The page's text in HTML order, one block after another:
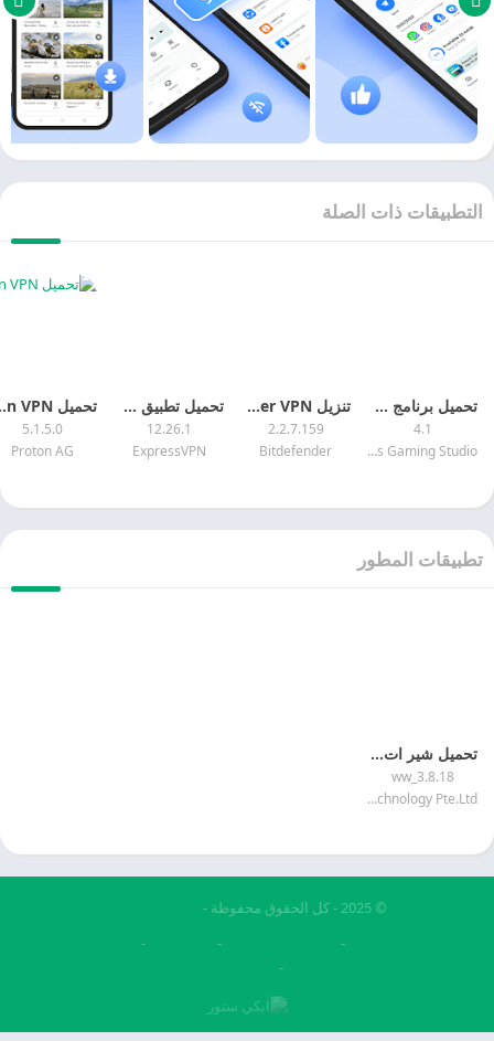
ذات الصلة
تحميل برنامج Octopus Pro مهكر 2026 Octopus Pro MOD APK
Octopus Gaming Studio
تنزيل Bitdefender VPN مهكر 2026 Bitdefender VPN MOD APK
2.2.7.159
Bitdefender
تحميل تطبيق ExpressVPN مهكر 2026 ExpressVPN MOD APK
12.26.1
ExpressVPN
تحميل Proton VPN مهكر 2026
5.1.5.0
Proton AG
المطور
تحميل شير ات لايت 2026 SHAREit Lite بدون اعلانات
3.8.18_ww
Smart Media4U Technology Pte.Ltd.
Appyn Theme
تحميل بيس مهكرة بيس 2026
تنزيل فيس بوك
بيس الصينيه